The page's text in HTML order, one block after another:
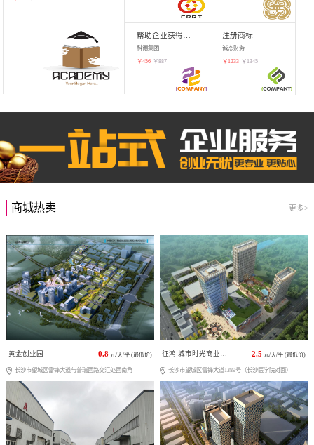
科德集团
￥456 ￥887
注册商标
诚杰财务
￥ 1233 ￥ 1345
商城热卖 更多>
黄金创业园 0.8 元/天/平 (最低价)
长沙市望城区雷锋大道与普瑞西路交汇处西南角
征鸿-城市时光商业广场 2.5 元/天/平 (最低价)
长沙市望城区雷锋大道1389号（长沙医学院对面）